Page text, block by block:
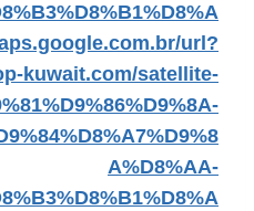
url?
kuwait.com/satellite-
A%D8%AA-